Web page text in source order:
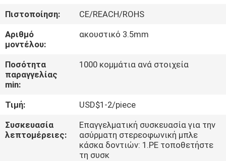
ΓΎΡΟΣ
ΕΡΓΟΣΤΑΣΊΩΝ
ΠΟΙΟΤΙΚΌΣ
ΈΛΕΓΧΟΣ
ΜΑΣ
ΕΛΆΤΕ
Πιστοποίηση:
CE/REACH/ROHS
Αριθμό
μοντέλου:
ακουστικό 3.5mm
Ποσότητα
παραγγελίας
min:
1000 κομμάτια ανά στοιχεία
Τιμή:
USD$1-2/piece
Συσκευασία
λεπτομέρειες:
Επαγγελματική συσκευασία για την
ασύρματη στερεοφωνική μπλε
κάσκα δοντιών: 1.PE τοποθετήστε
τη συσκ